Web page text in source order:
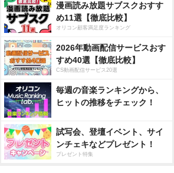
漫画読み放題サブスクおすす
め11選【徹底比較】
オリコン顧客満足度ランキング
2026年動画配信サービスおす
すめ40選【徹底比較】
CS動画配信サービス20選
毎週の音楽ランキングから、
ヒットの推移をチェック！
試写会、登壇イベント、サイ
ンチェキなどプレゼント！
プレゼント特集